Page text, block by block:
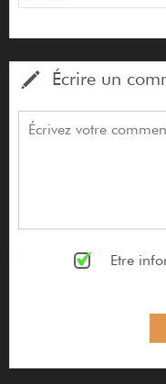
Écrire un
Etre